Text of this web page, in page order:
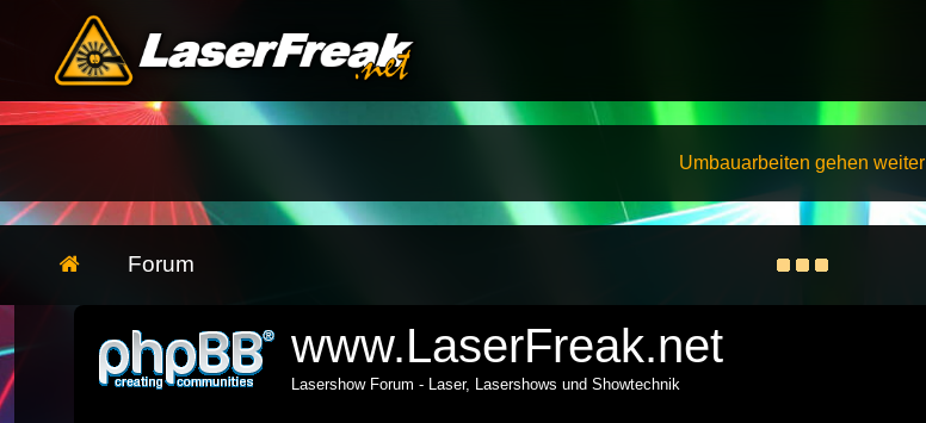
Umbauarbeiten gehen weiter
Forum
www.LaserFreak.net
Lasershow Forum - Laser, Lasershows und Showtechnik